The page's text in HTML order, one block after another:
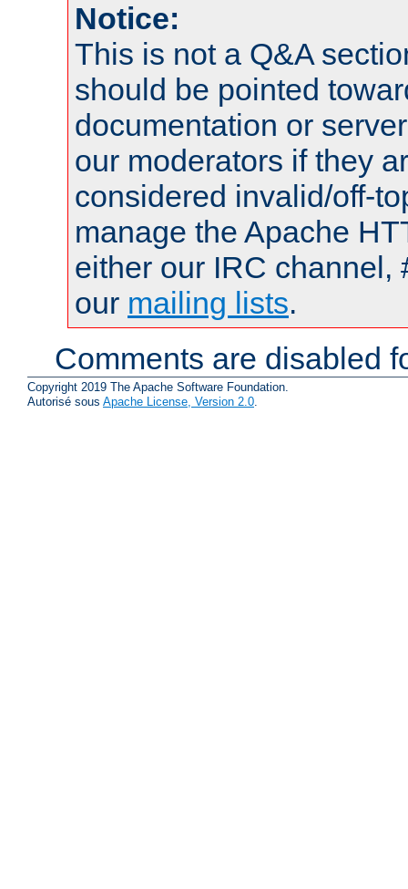
Notice:
This is not a Q&A
should be pointed
documentation or
our moderators if they
considered invalid/off-
manage the Apache
either our IRC channel,
our mailing lists.
Comments are disabled
Copyright 2019 The Apache Software Foundation.
Autorisé sous Apache License, Version 2.0